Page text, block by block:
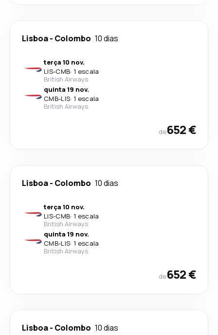
Lisboa- Colombo 10 dias
terça 10 nov.
LIS-CMB· 1 escala
British Airways
quinta 19 nov.
CMB-LIS· 1 escala
British Airways
de652 €
Lisboa- Colombo 10 dias
terça 10 nov.
LIS-CMB· 1 escala
British Airways
quinta 19 nov.
CMB-LIS· 1 escala
British Airways
de652 €
Lisboa- Colombo 10 dias